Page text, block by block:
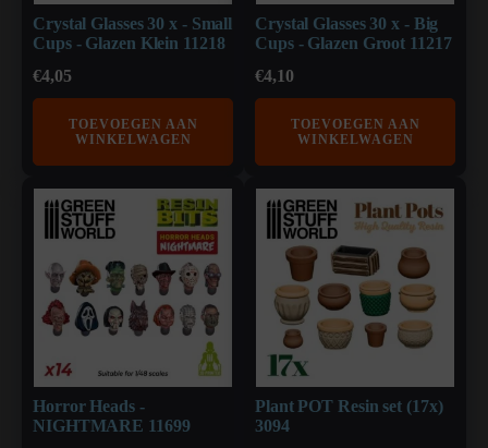
Crystal Glasses 30 x - Small
Cups - Glazen Klein 11218
€4,05
TOEVOEGEN AAN
WINKELWAGEN
Crystal Glasses 30 x - Big
Cups - Glazen Groot 11217
€4,10
TOEVOEGEN AAN
WINKELWAGEN
Horror Heads -
NIGHTMARE 11699
Plant POT Resin set (17x)
3094